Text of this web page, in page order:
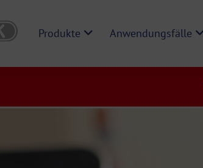
Produkte Anwendungsfälle